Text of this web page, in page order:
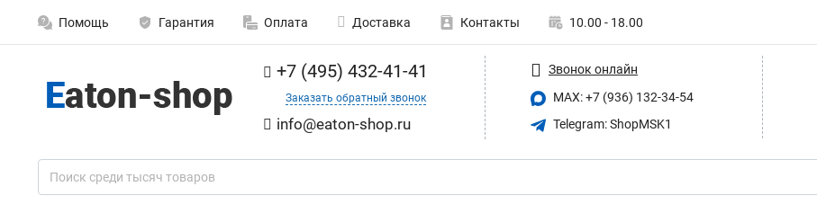
Помощь Гарантия Оплата Доставка Контакты 10.00 - 18.00
+7 (495) 432-41-41
Заказать обратный звонок
info@eaton-shop.ru
Звонок онлайн
MAX: +7 (936) 132-34-54
Telegram: ShopMSK1